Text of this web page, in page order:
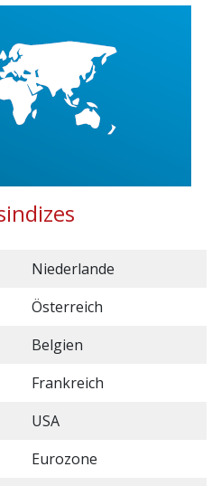
Niederlande
Österreich
Belgien
Frankreich
USA
Eurozone